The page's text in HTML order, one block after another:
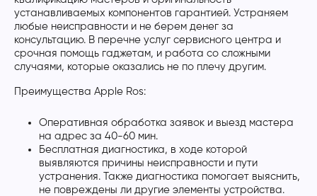
устанавливаемых компонентов гарантией. Устраняем
любые неисправности и не берем денег за
консультацию. В перечне услуг сервисного центра и
срочная помощь гаджетам, и работа со сложными
случаями, которые оказались не по плечу другим.
Преимущества Apple Ros:
Оперативная обработка заявок и выезд мастера
на адрес за 40-60 мин.
Бесплатная диагностика, в ходе которой
выявляются причины неисправности и пути
устранения. Также диагностика помогает выяснить,
не повреждены ли другие элементы устройства.